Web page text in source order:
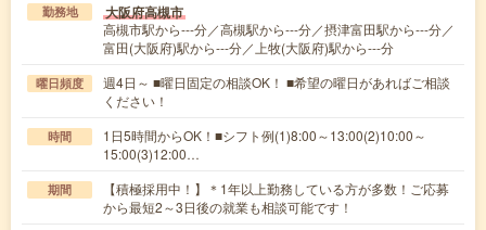
勤務地 大阪府高槻市
高槻市駅から---分／高槻駅から---分／摂津富田駅から---分／
富田(大阪府)駅から---分／上牧(大阪府)駅から---分
曜日頻度
週4日～ ■曜日固定の相談OK！ ■希望の曜日があればご相談
ください！
時間
1日5時間からOK！■シフト例(1)8:00～13:00(2)10:00～
15:00(3)12:00…
期間
【積極採用中！】＊1年以上勤務している方が多数！ご応募
から最短2～3日後の就業も相談可能です！